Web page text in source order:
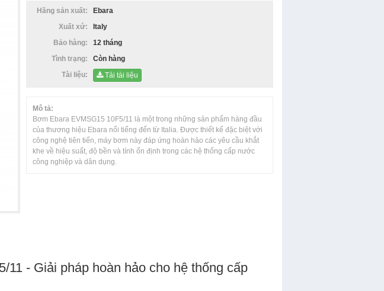
BƠM EBARA DWO
Hãng sản xuất:
Ebara
Xuất xứ:
Italy
Bảo hàng:
12 tháng
Tình trạng:
Còn hàng
Tài liệu:
Tải tài liệu
Mô tả:
Bơm Ebara EVMSG15 10F5/11 là một trong những sản phẩm hàng đầu
của thương hiệu Ebara nổi tiếng đến từ Italia. Được thiết kế đặc biệt với
công nghệ tiên tiến, máy bơm này đáp ứng hoàn hảo các yêu cầu khắt
khe về hiệu suất, độ bền và tính ổn định trong các hệ thống cấp nước
công nghiệp và dân dụng.
11 - Giải pháp hoàn hảo cho hệ thống cấp